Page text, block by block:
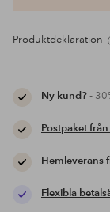
Produktdeklaration
Ny kund?-
Postpaket
Hemleverans
Flexibla